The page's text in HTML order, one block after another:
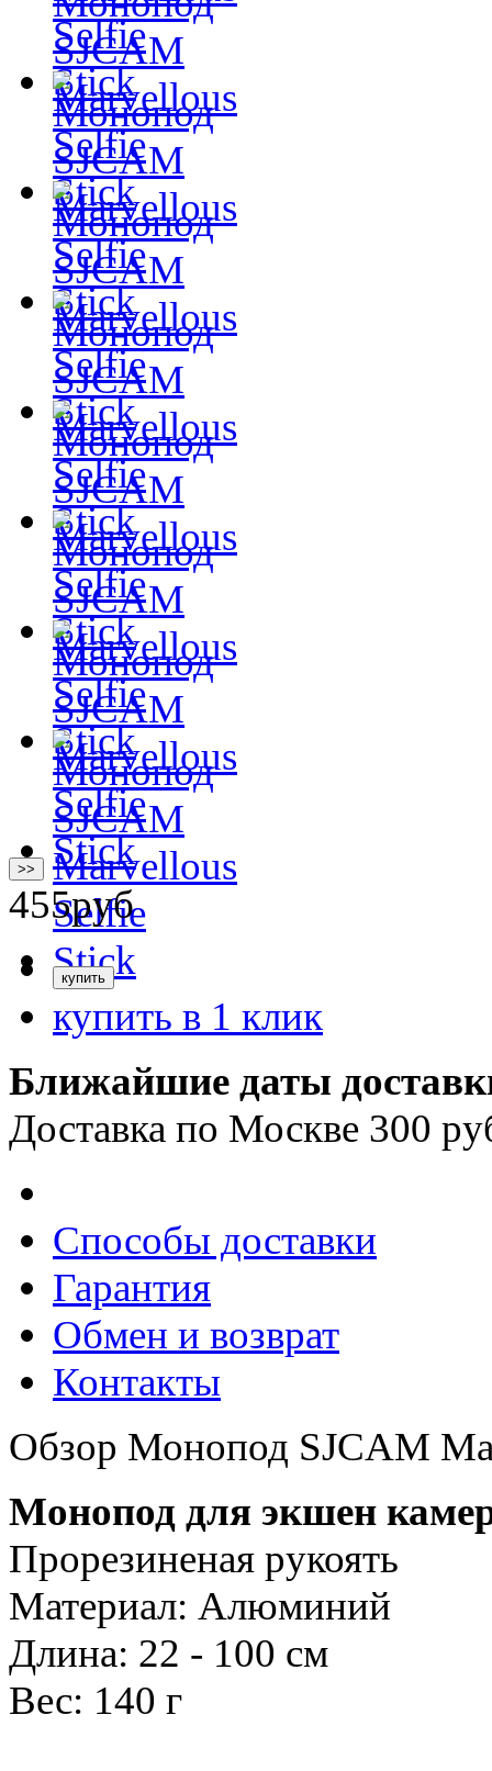
>>
455руб
купить в 1 клик
Ближайшие даты
Доставка по Москве 300
Способы доставки
Гарантия
Обмен и возврат
Контакты
Обзор Монопод SJCAM
Монопод для экшен
Прорезиненая рукоять
Материал: Алюминий
Длина: 22 - 100 см
Вес: 140 г